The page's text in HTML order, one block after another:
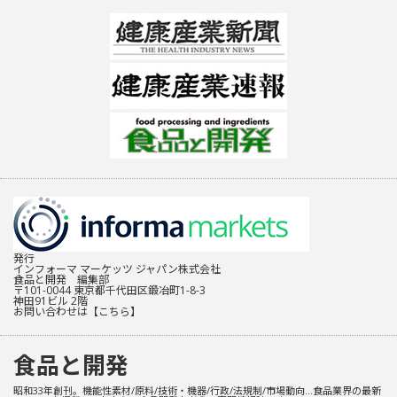
発行
インフォーマ マーケッツ ジャパン株式会社
食品と開発 編集部
〒101-0044 東京都千代田区鍛冶町1-8-3
神田91ビル 2階
お問い合わせは 【こちら】
食品と開発
昭和33年創刊。機能性素材/原料/技術・機器/行政/法規制/市場動向…食品業界の最新